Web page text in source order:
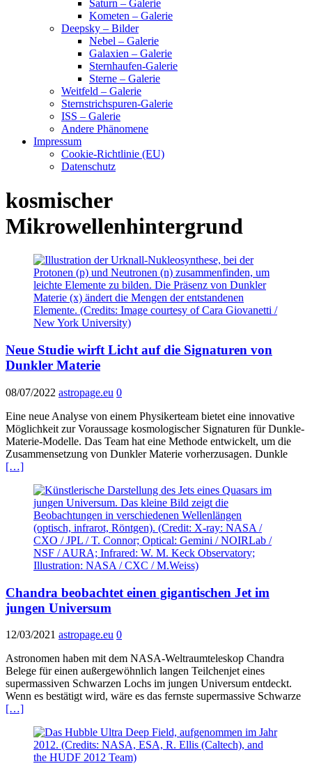
Saturn – Galerie
Kometen – Galerie
Deepsky – Bilder
Nebel – Galerie
Galaxien – Galerie
Sternhaufen-Galerie
Sterne – Galerie
Weitfeld – Galerie
Sternstrichspuren-Galerie
ISS – Galerie
Andere Phänomene
Impressum
Cookie-Richtlinie (EU)
Datenschutz
kosmischer
Mikrowellenhintergrund
Neue Studie wirft Licht auf die Signaturen von
Dunkler Materie
08/07/2022 astropage.eu 0
Eine neue Analyse von einem Physikerteam bietet eine innovative
Möglichkeit zur Voraussage kosmologischer Signaturen für Dunkle-
Materie-Modelle. Das Team hat eine Methode entwickelt, um die
Zusammensetzung von Dunkler Materie vorherzusagen. Dunkle
[…]
Chandra beobachtet einen gigantischen Jet im
jungen Universum
12/03/2021 astropage.eu 0
Astronomen haben mit dem NASA-Weltraumteleskop Chandra
Belege für einen außergewöhnlich langen Teilchenjet eines
supermassiven Schwarzen Lochs im jungen Universum entdeckt.
Wenn es bestätigt wird, wäre es das fernste supermassive Schwarze
[…]